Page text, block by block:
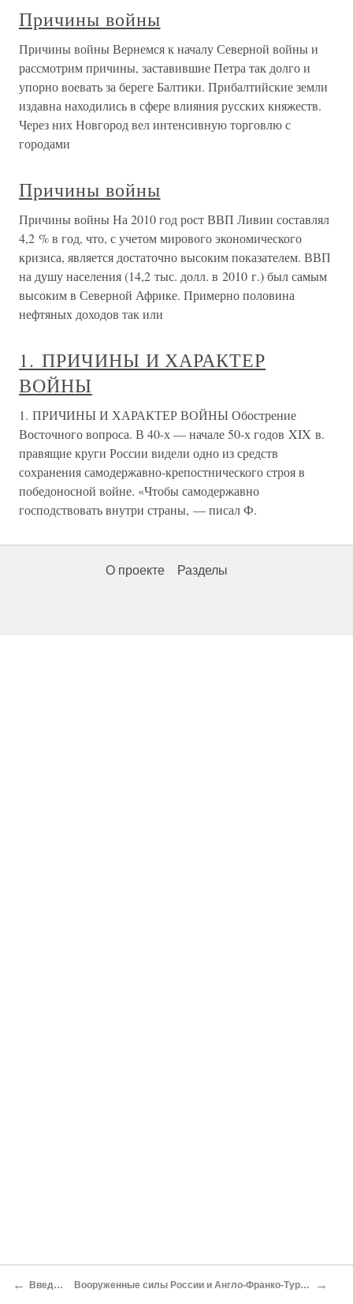
Причины войны
Причины войны Вернемся к началу Северной войны и
рассмотрим причины, заставившие Петра так долго и
упорно воевать за береге Балтики. Прибалтийские земли
издавна находились в сфере влияния русских княжеств.
Через них Новгород вел интенсивную торговлю с
городами
Причины войны
Причины войны На 2010 год рост ВВП Ливии составлял
4,2 % в год, что, с учетом мирового экономического
кризиса, является достаточно высоким показателем. ВВП
на душу населения (14,2 тыс. долл. в 2010 г.) был самым
высоким в Северной Африке. Примерно половина
нефтяных доходов так или
1. ПРИЧИНЫ И ХАРАКТЕР
ВОЙНЫ
1. ПРИЧИНЫ И ХАРАКТЕР ВОЙНЫ Обострение
Восточного вопроса. В 40-х — начале 50-х годов XIX в.
правящие круги России видели одно из средств
сохранения самодержавно-крепостнического строя в
победоносной войне. «Чтобы самодержавно
господствовать внутри страны, — писал Ф.
О проекте Разделы
← Введение Вооруженные силы России и Англо-Франко-Турецкой коалиции →